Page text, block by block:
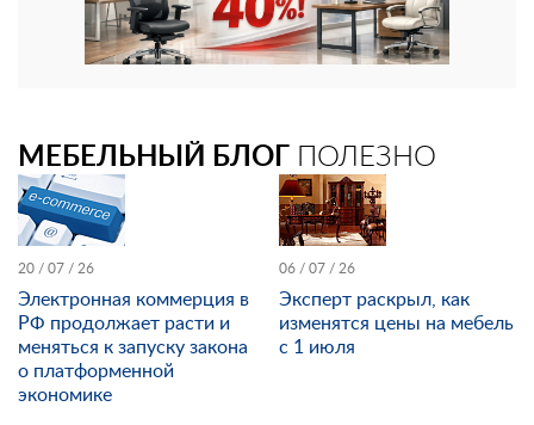
МЕБЕЛЬНЫЙ БЛОГ ПОЛЕЗНО
20 / 07 / 26
Электронная коммерция в
РФ продолжает расти и
меняться к запуску закона
о платформенной
экономике
06 / 07 / 26
Эксперт раскрыл, как
изменятся цены на мебель
с 1 июля